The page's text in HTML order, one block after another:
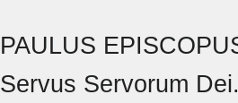
PAULUS
Servus Servorum